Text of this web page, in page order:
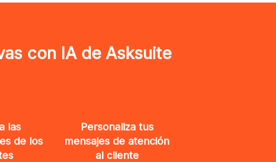
con IA de Asksuite
las
de los
Personaliza tus
mensajes de atención
al cliente